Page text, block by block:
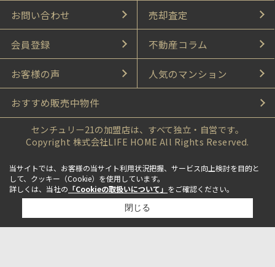
お問い合わせ 売却査定
会員登録 不動産コラム
お客様の声 人気のマンション
おすすめ販売中物件
センチュリー21の加盟店は、すべて独立・自営です。
Copyright 株式会社LIFE HOME All Rights Reserved.
当サイトでは、お客様の当サイト利用状況把握、サービス向上検討を目的と
して、クッキー（Cookie）を使用しています。
詳しくは、当社の 「Cookieの取扱いについて」 をご確認ください。
閉じる